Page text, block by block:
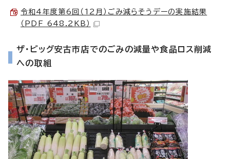
令和4年度第6回（12月）ごみ減らそうデーの実施結果
（PDF 648.2KB）
ザ・ビッグ安古市店でのごみの減量や食品ロス削減
への取組